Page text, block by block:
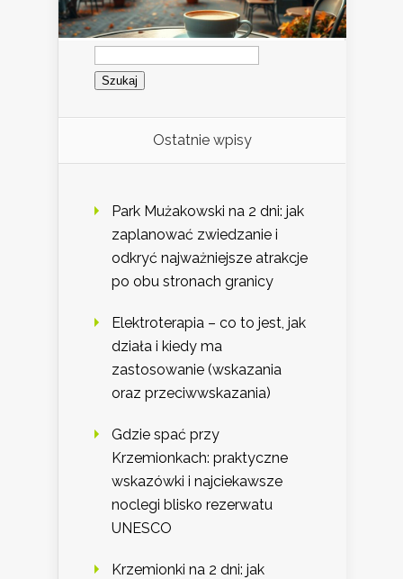
Szukaj:
Ostatnie wpisy
Park Mużakowski na 2 dni: jak
zaplanować zwiedzanie i
odkryć najważniejsze atrakcje
po obu stronach granicy
Elektroterapia – co to jest, jak
działa i kiedy ma
zastosowanie (wskazania
oraz przeciwwskazania)
Gdzie spać przy
Krzemionkach: praktyczne
wskazówki i najciekawsze
noclegi blisko rezerwatu
UNESCO
Krzemionki na 2 dni: jak